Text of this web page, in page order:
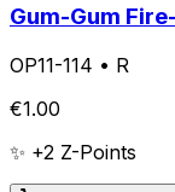
Gum-Gum
OP11-114 • R
€1.00
✨ +2 Z-Points